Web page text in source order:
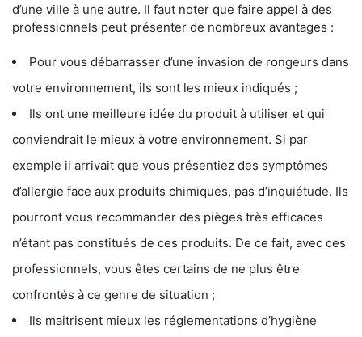
d’une ville à une autre. Il faut noter que faire appel à des
professionnels peut présenter de nombreux avantages :
Pour vous débarrasser d’une invasion de rongeurs dans
votre environnement, ils sont les mieux indiqués ;
Ils ont une meilleure idée du produit à utiliser et qui
conviendrait le mieux à votre environnement. Si par
exemple il arrivait que vous présentiez des symptômes
d’allergie face aux produits chimiques, pas d’inquiétude. Ils
pourront vous recommander des pièges très efficaces
n’étant pas constitués de ces produits. De ce fait, avec ces
professionnels, vous êtes certains de ne plus être
confrontés à ce genre de situation ;
Ils maitrisent mieux les réglementations d’hygiène